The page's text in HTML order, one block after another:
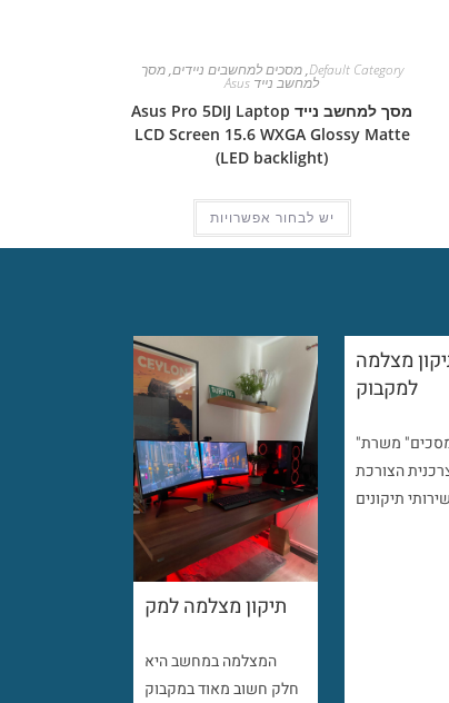
Default Category
,מסכים למחשבים ניידים,מסך
למחשב נייד Asus
מסך למחשב נייד Asus Pro 5DIJ Laptop
LCD Screen 15.6 WXGA Glossy Matte
(LED backlight)
יש לבחור אפשרויות
תיקון מצלמה למק
המצלמה במחשב היא
חלק חשוב מאוד במקבוק
מצלמה
למקבוק
"אתר המסכים" משרת
הצורכת